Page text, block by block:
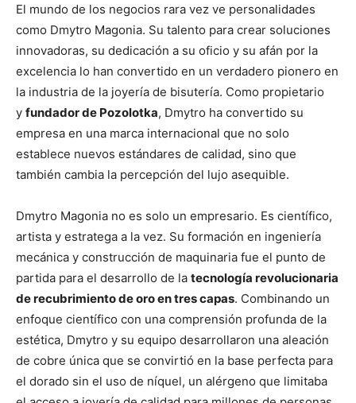
El mundo de los negocios rara vez ve personalidades
como Dmytro Magonia. Su talento para crear soluciones
innovadoras, su dedicación a su oficio y su afán por la
excelencia lo han convertido en un verdadero pionero en
la industria de la joyería de bisutería. Como propietario
y fundador de Pozolotka, Dmytro ha convertido su
empresa en una marca internacional que no solo
establece nuevos estándares de calidad, sino que
también cambia la percepción del lujo asequible.
Dmytro Magonia no es solo un empresario. Es científico,
artista y estratega a la vez. Su formación en ingeniería
mecánica y construcción de maquinaria fue el punto de
partida para el desarrollo de la tecnología revolucionaria
de recubrimiento de oro en tres capas. Combinando un
enfoque científico con una comprensión profunda de la
estética, Dmytro y su equipo desarrollaron una aleación
de cobre única que se convirtió en la base perfecta para
el dorado sin el uso de níquel, un alérgeno que limitaba